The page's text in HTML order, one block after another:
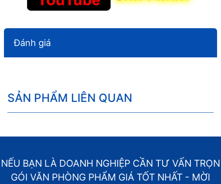
Đánh giá
SẢN PHẨM LIÊN QUAN
NẾU BẠN LÀ DOANH NGHIỆP CẦN TƯ VẤN TRỌN
GÓI VĂN PHÒNG PHẨM GIÁ TỐT NHẤT - MỜI